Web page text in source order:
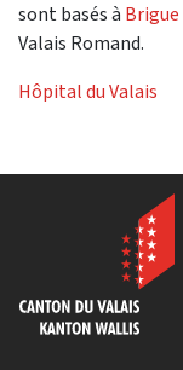
sont basés à Brigue
Valais Romand.
Hôpital du Valais